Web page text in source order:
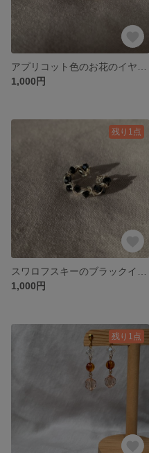
1,000円
残り1点
1,000円
残り1点